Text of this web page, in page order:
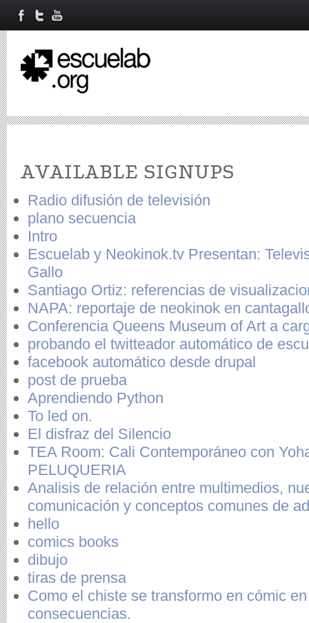
AVAILABLE SIGNUPS
Radio difusión de televisión
plano secuencia
Intro
Escuelab y Neokinok.tv Presentan:
Gallo
Santiago Ortiz: referencias de
NAPA: reportaje de neokinok en
Conferencia Queens Museum of Art a
probando el twitteador automático de
facebook automático desde drupal
post de prueba
Aprendiendo Python
To led on.
El disfraz del Silencio
TEA Room: Cali Contemporáneo con
PELUQUERIA
Analisis de relación entre multimedios,
comunicación y conceptos comunes de
hello
comics books
dibujo
tiras de prensa
Como el chiste se transformo en cómic
consecuencias.